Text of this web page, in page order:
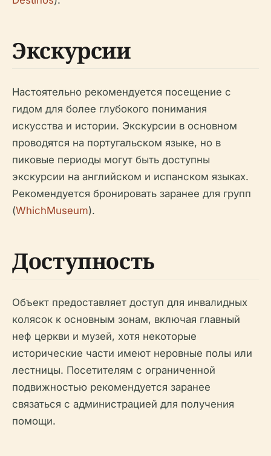
Экскурсии
Настоятельно рекомендуется посещение с
гидом для более глубокого понимания
искусства и истории. Экскурсии в основном
проводятся на португальском языке, но в
пиковые периоды могут быть доступны
экскурсии на английском и испанском языках.
Рекомендуется бронировать заранее для групп
(WhichMuseum).
Доступность
Объект предоставляет доступ для инвалидных
колясок к основным зонам, включая главный
неф церкви и музей, хотя некоторые
исторические части имеют неровные полы или
лестницы. Посетителям с ограниченной
подвижностью рекомендуется заранее
связаться с администрацией для получения
помощи.